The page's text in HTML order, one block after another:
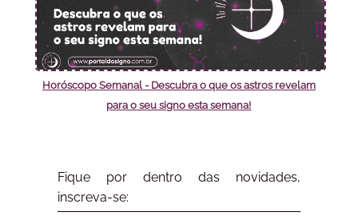
Horóscopo Semanal - Descubra o que os astros revelam
para o seu signo esta semana!
Fique por dentro das novidades,
inscreva-se: